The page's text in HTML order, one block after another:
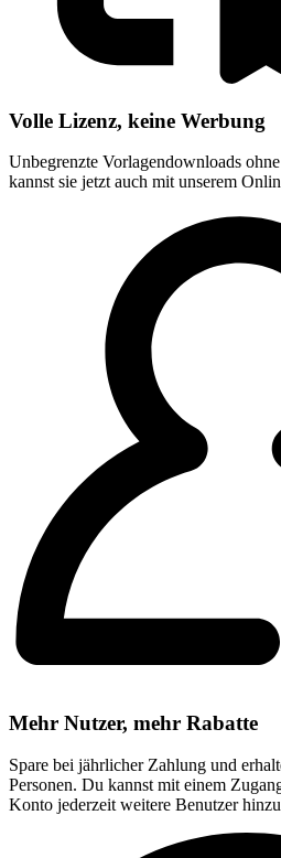
Volle Lizenz, keine Werbung
Unbegrenzte Vorlagendownloads
kannst sie jetzt auch mit unserem
Mehr Nutzer, mehr Rabatte
Spare bei jährlicher Zahlung und
Personen. Du kannst mit einem
Konto jederzeit weitere Benutzer